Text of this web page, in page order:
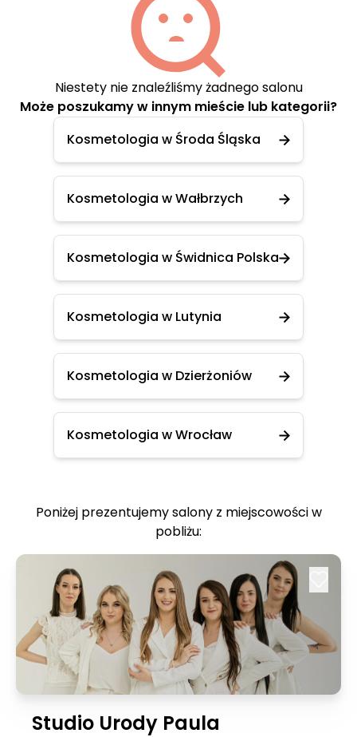
Niestety nie znaleźliśmy żadnego salonu
Może poszukamy w innym mieście lub kategorii?
Kosmetologia w Środa Śląska
Kosmetologia w Wałbrzych
Kosmetologia w Świdnica Polska
Kosmetologia w Lutynia
Kosmetologia w Dzierżoniów
Kosmetologia w Wrocław
Poniżej prezentujemy salony z miejscowości w
pobliżu:
Studio Urody Paula